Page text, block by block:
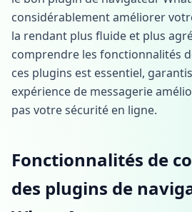
considérablement améliorer
la rendant plus fluide et plus
comprendre les fonctionnalités
ces plugins est essentiel,
expérience de messagerie
pas votre sécurité en ligne.
Fonctionnalités de
des plugins de